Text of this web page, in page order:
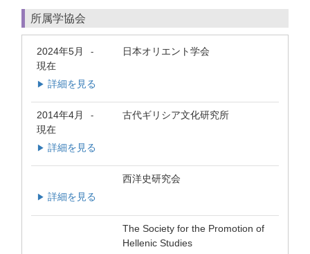
所属学協会
2024年5月 -
現在
日本オリエント学会
▶ 詳細を見る
2014年4月 -
現在
古代ギリシア文化研究所
▶ 詳細を見る
西洋史研究会
▶ 詳細を見る
The Society for the Promotion of
Hellenic Studies